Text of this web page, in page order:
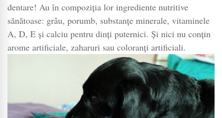
dentare! Au în compoziția lor ingrediente nutritive
sănătoase: grâu, porumb, substanțe minerale, vitaminele
A, D, E și calciu pentru dinți puternici. Și nici nu conțin
arome artificiale, zaharuri sau coloranți artificiali.